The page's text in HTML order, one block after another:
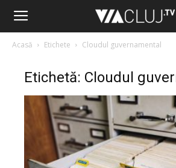
Acasă Etichete Cloudul guvernamental
Etichetă: Cloudul